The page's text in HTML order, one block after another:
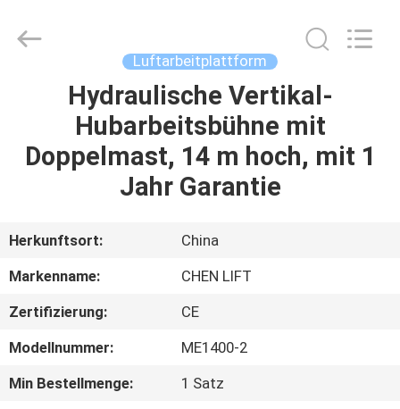
HAUSE
PRODUKTE
ÜBER
UNS
WERKSBESICHTIGUNG
QUALITÄTSKONTROLLE
LTD.
Luftarbeitplattform
Hydraulische Vertikal-
Hubarbeitsbühne mit
Doppelmast, 14 m hoch, mit 1
Jahr Garantie
Herkunftsort:
China
Markenname:
CHEN LIFT
Zertifizierung:
CE
Modellnummer:
ME1400-2
Min Bestellmenge:
1 Satz